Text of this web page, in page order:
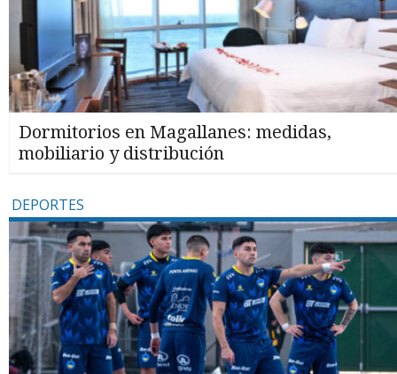
Dormitorios en Magallanes: medidas,
mobiliario y distribución
DEPORTES